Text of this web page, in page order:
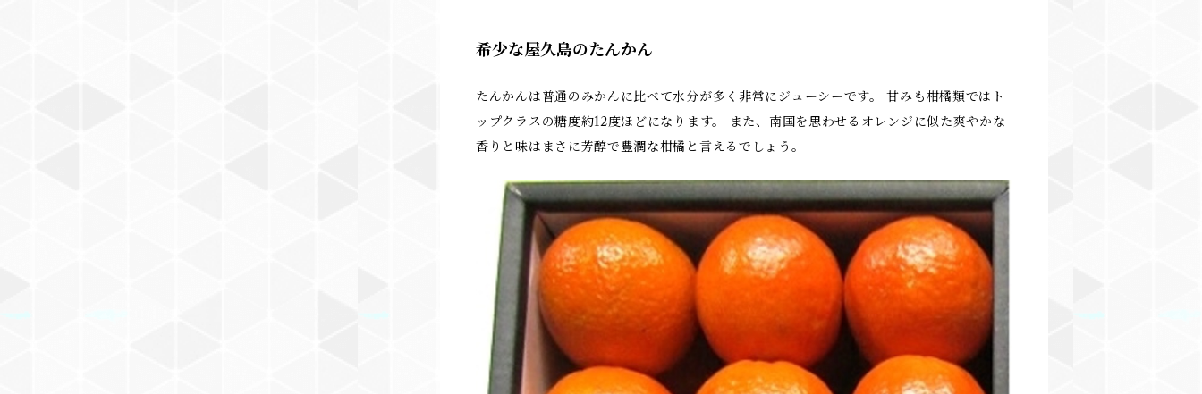
希少な屋久島のたんかん
たんかんは普通のみかんに比べて水分が多く非常にジューシーです。 甘みも柑橘類ではト
ップクラスの糖度約12度ほどになります。 また、南国を思わせるオレンジに似た爽やかな
香りと味はまさに芳醇で豊潤な柑橘と言えるでしょう。